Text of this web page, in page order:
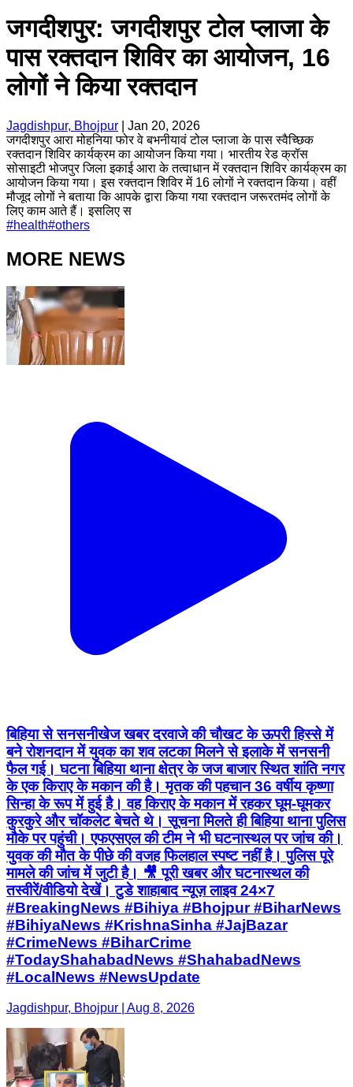
जगदीशपुर: जगदीशपुर टोल प्लाजा के
पास रक्तदान शिविर का आयोजन, 16
लोगों ने किया रक्तदान
Jagdishpur, Bhojpur
Jan 20, 2026
जगदीशपुर आरा मोहनिया फोर वे बभनीयावं टोल प्लाजा के पास स्वैच्छिक
रक्तदान शिविर कार्यक्रम का आयोजन किया गया। भारतीय रेड क्रॉस
सोसाइटी भोजपुर जिला इकाई आरा के तत्वाधान में रक्तदान शिविर कार्यक्रम का
आयोजन किया गया। इस रक्तदान शिविर में 16 लोगों ने रक्तदान किया। वहीं
मौजूद लोगों ने बताया कि आपके द्वारा किया गया रक्तदान जरूरतमंद लोगों के
लिए काम आते हैं। इसलिए स
#health#others
MORE NEWS
बिहिया से सनसनीखेज खबर दरवाजे की चौखट के ऊपरी हिस्से में
बने रोशनदान में युवक का शव लटका मिलने से इलाके में सनसनी
फैल गई। घटना बिहिया थाना क्षेत्र के जज बाजार स्थित शांति नगर
के एक किराए के मकान की है। मृतक की पहचान 36 वर्षीय कृष्णा
सिन्हा के रूप में हुई है। वह किराए के मकान में रहकर घूम-घूमकर
कुरकुरे और चॉकलेट बेचते थे। सूचना मिलते ही बिहिया थाना पुलिस
मौके पर पहुंची। एफएसएल की टीम ने भी घटनास्थल पर जांच की।
युवक की मौत के पीछे की वजह फिलहाल स्पष्ट नहीं है। पुलिस पूरे
मामले की जांच में जुटी है। 🎥 पूरी खबर और घटनास्थल की
तस्वीरें/वीडियो देखें। टुडे शाहाबाद न्यूज़ लाइव 24×7
#BreakingNews #Bihiya #Bhojpur #BiharNews
#BihiyaNews #KrishnaSinha #JajBazar
#CrimeNews #BiharCrime
#TodayShahabadNews #ShahabadNews
#LocalNews #NewsUpdate
Jagdishpur, Bhojpur | Aug 8, 2026